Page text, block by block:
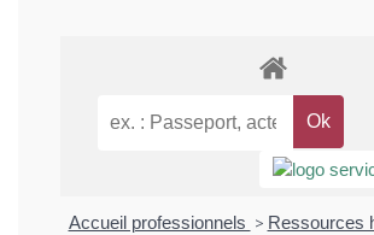
Accueil professionnels > Ressources